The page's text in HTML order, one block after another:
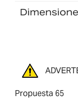
Propuesta 65